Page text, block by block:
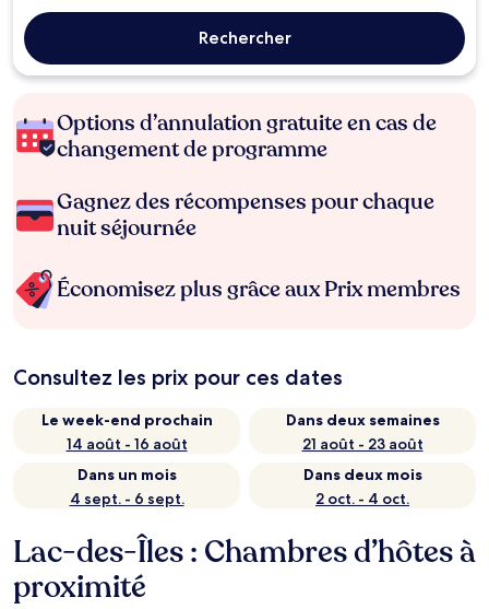
Rechercher
Options d’annulation gratuite en cas de
changement de programme
Gagnez des récompenses pour chaque
nuit séjournée
Économisez plus grâce aux Prix membres
Consultez les prix pour ces dates
Le week-end prochain
14 août - 16 août
Dans deux semaines
21 août - 23 août
Dans un mois
4 sept. - 6 sept.
Dans deux mois
2 oct. - 4 oct.
Lac-des-Îles : Chambres d’hôtes à
proximité